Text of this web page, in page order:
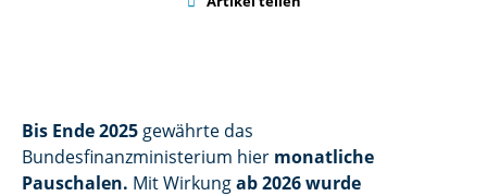
Bis Ende 2025 gewährte das
Bundesfinanzministerium hier monatliche
Pauschalen. Mit Wirkungab 2026 wurde